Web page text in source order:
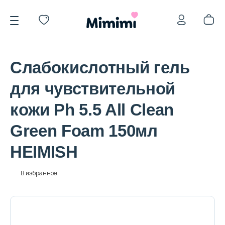
*OVERSTOCK -30%
Уход за лицом
Слабокислотный гель
для чувствительной
кожи Ph 5.5 All Clean
Green Foam 150мл
HEIMISH
В избранное